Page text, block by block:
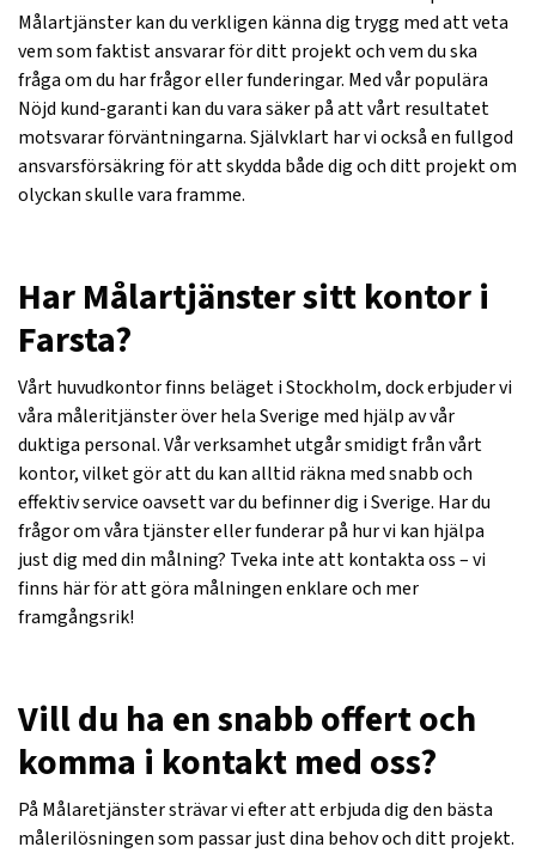
Målartjänster kan du verkligen känna dig trygg med att veta
vem som faktist ansvarar för ditt projekt och vem du ska
fråga om du har frågor eller funderingar. Med vår populära
Nöjd kund-garanti kan du vara säker på att vårt resultatet
motsvarar förväntningarna. Självklart har vi också en fullgod
ansvarsförsäkring för att skydda både dig och ditt projekt om
olyckan skulle vara framme.
Har Målartjänster sitt kontor i
Farsta?
Vårt huvudkontor finns beläget i Stockholm, dock erbjuder vi
våra måleritjänster över hela Sverige med hjälp av vår
duktiga personal. Vår verksamhet utgår smidigt från vårt
kontor, vilket gör att du kan alltid räkna med snabb och
effektiv service oavsett var du befinner dig i Sverige. Har du
frågor om våra tjänster eller funderar på hur vi kan hjälpa
just dig med din målning? Tveka inte att kontakta oss – vi
finns här för att göra målningen enklare och mer
framgångsrik!
Vill du ha en snabb offert och
komma i kontakt med oss?
På Målaretjänster strävar vi efter att erbjuda dig den bästa
målerilösningen som passar just dina behov och ditt projekt.